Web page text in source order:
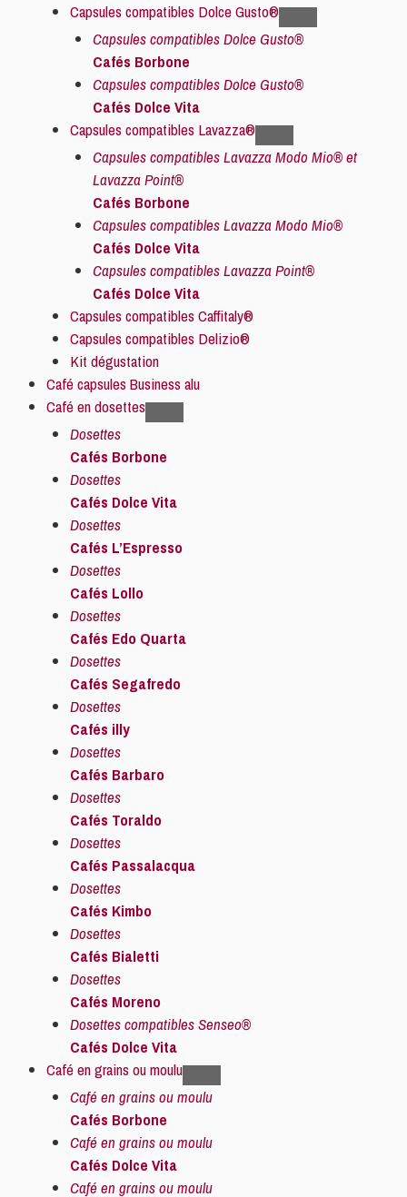
Capsules compatibles Dolce Gusto®
Capsules compatibles Dolce Gusto®
Cafés Borbone
Capsules compatibles Dolce Gusto®
Cafés Dolce Vita
Capsules compatibles Lavazza®
Capsules compatibles Lavazza Modo Mio® et
Lavazza Point®
Cafés Borbone
Capsules compatibles Lavazza Modo Mio®
Cafés Dolce Vita
Capsules compatibles Lavazza Point®
Cafés Dolce Vita
Capsules compatibles Caffitaly®
Capsules compatibles Delizio®
Kit dégustation
Café capsules Business alu
Café en dosettes
Dosettes
Cafés Borbone
Dosettes
Cafés Dolce Vita
Dosettes
Cafés L’Espresso
Dosettes
Cafés Lollo
Dosettes
Cafés Edo Quarta
Dosettes
Cafés Segafredo
Dosettes
Cafés illy
Dosettes
Cafés Barbaro
Dosettes
Cafés Toraldo
Dosettes
Cafés Passalacqua
Dosettes
Cafés Kimbo
Dosettes
Cafés Bialetti
Dosettes
Cafés Moreno
Dosettes compatibles Senseo®
Cafés Dolce Vita
Café en grains ou moulu
Café en grains ou moulu
Cafés Borbone
Café en grains ou moulu
Cafés Dolce Vita
Café en grains ou moulu